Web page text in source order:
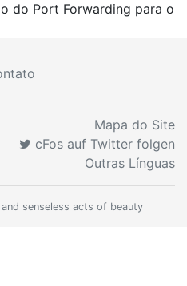
do Port Forwarding para o
Mapa do Site
cFos auf Twitter folgen
Outras Línguas
senseless acts of beauty